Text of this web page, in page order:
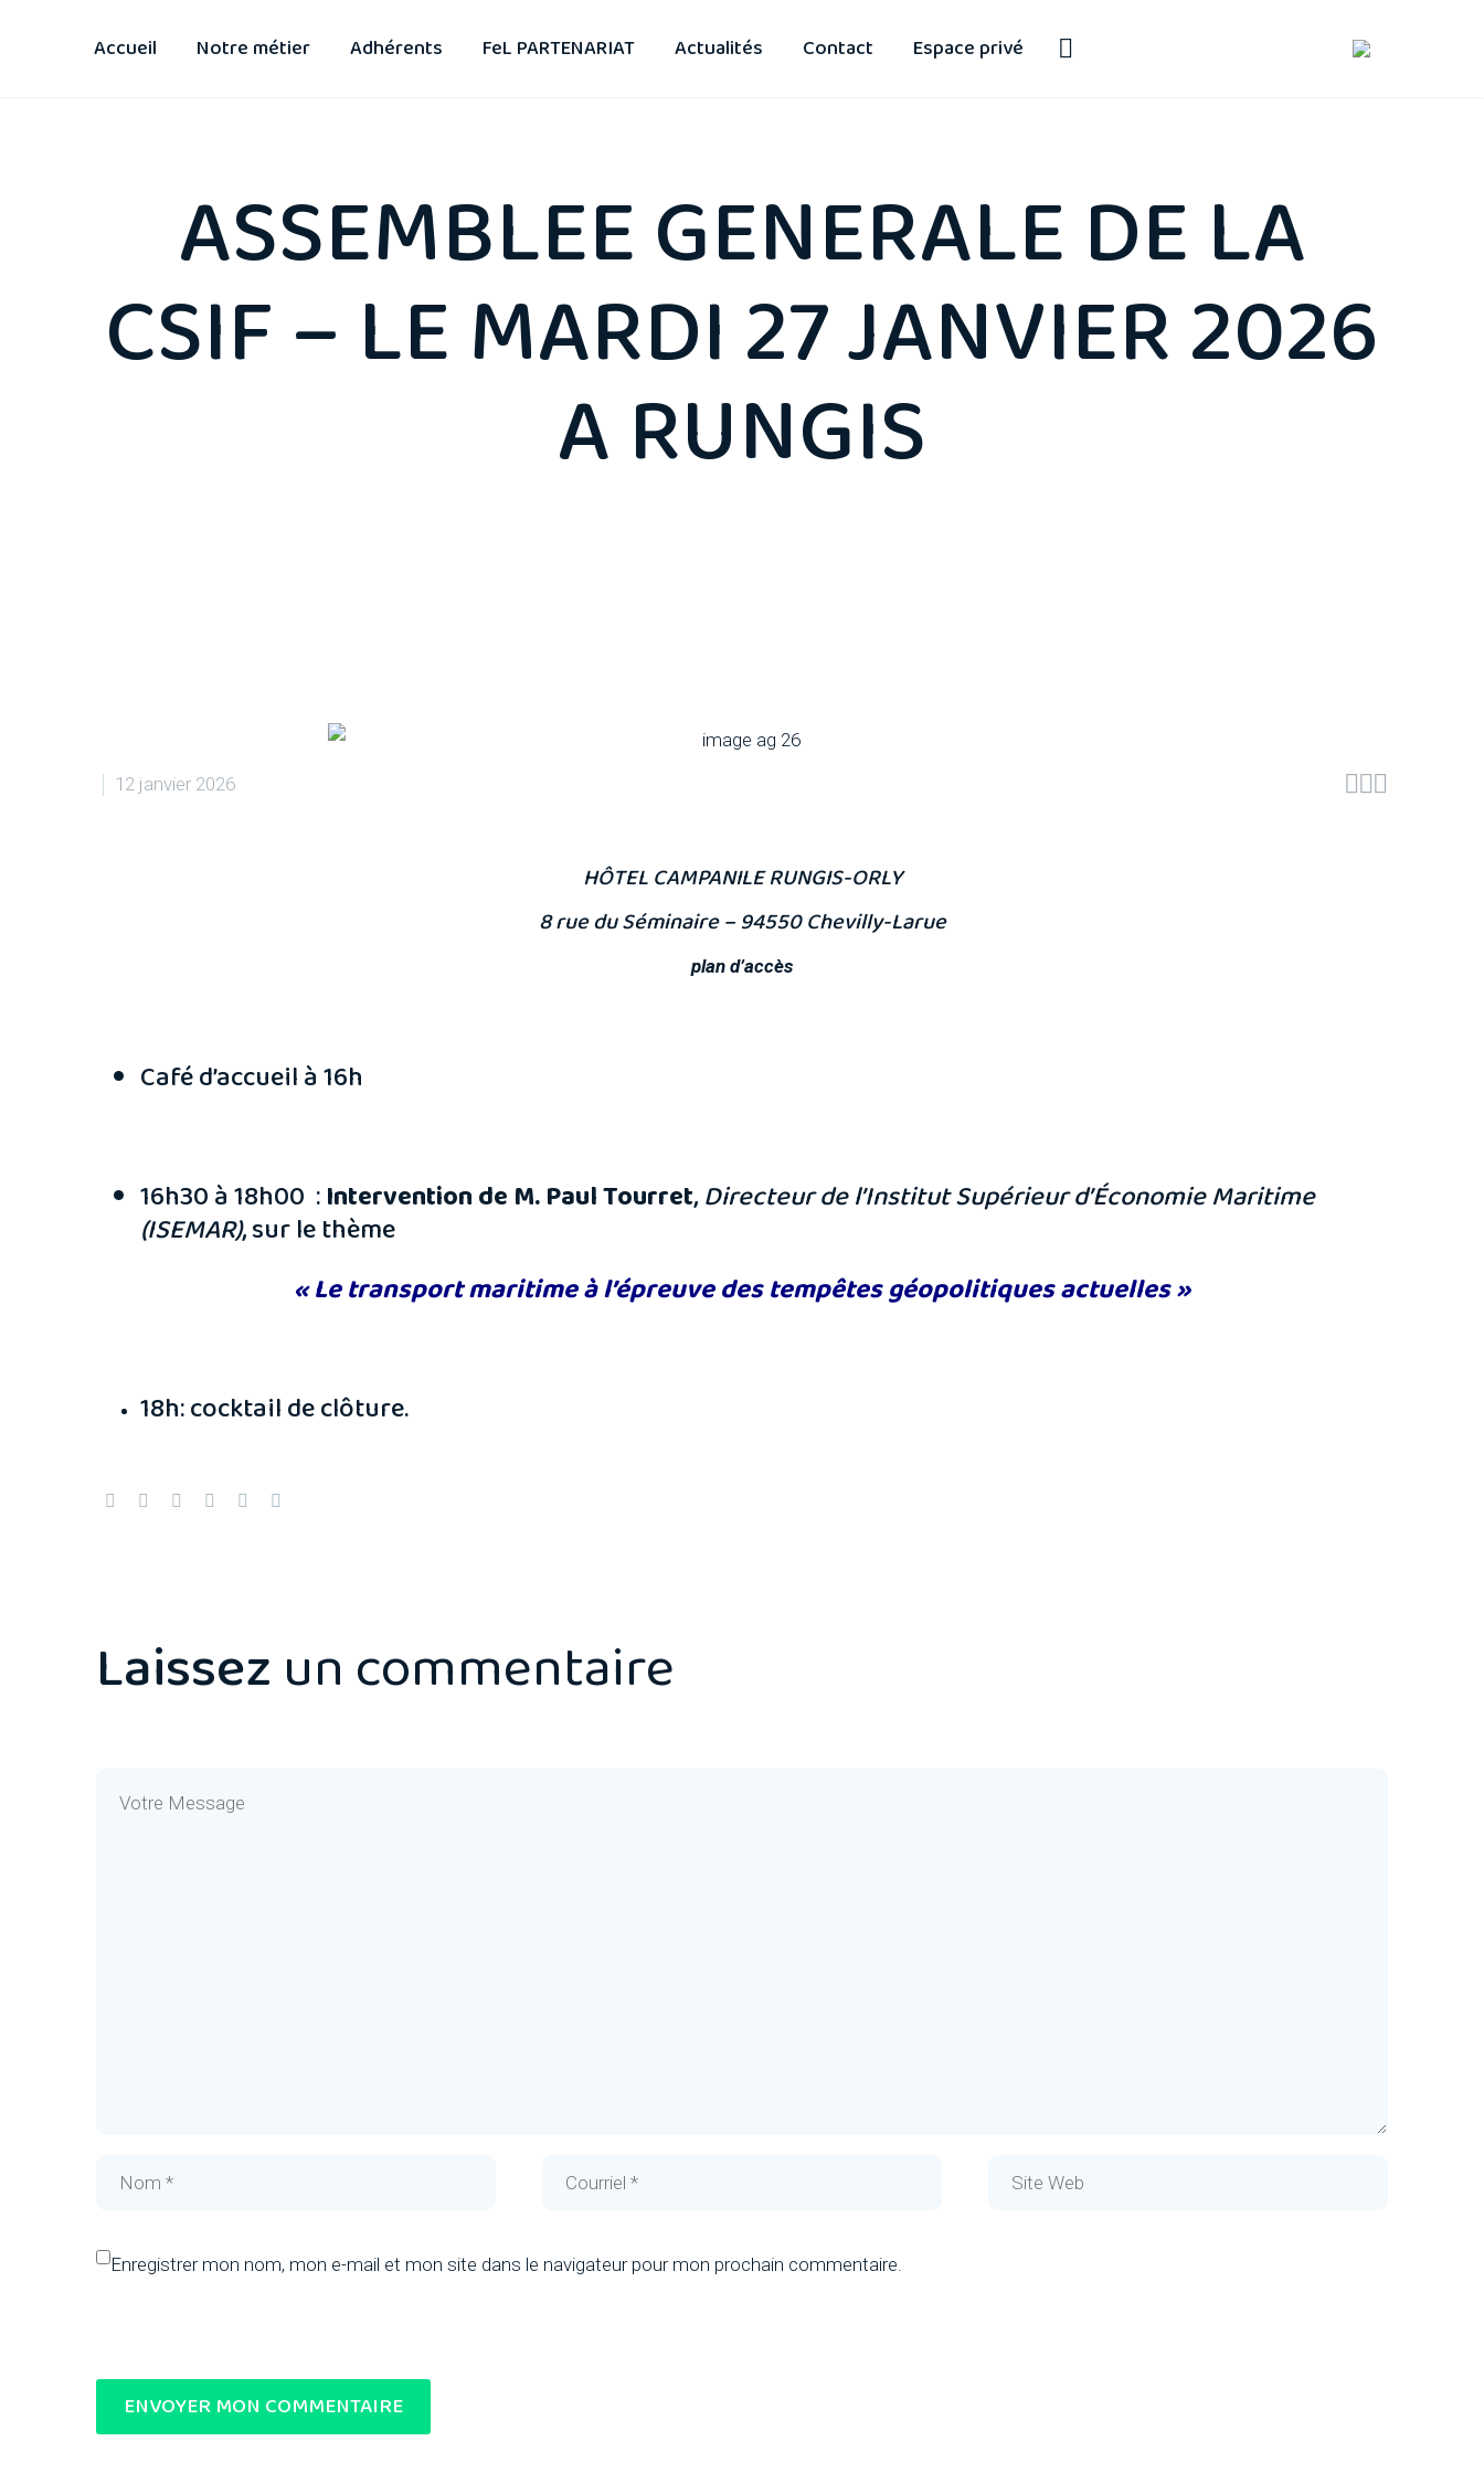
Accueil Notre métier Adhérents FeL PARTENARIAT Actualités Contact Espace privé
ASSEMBLEE GENERALE DE LA
CSIF – LE MARDI 27 JANVIER 2026
A RUNGIS

12 janvier 2026
HÔTEL CAMPANILE RUNGIS-ORLY
8 rue du Séminaire – 94550 Chevilly-Larue
plan d’accès
Café d’accueil à 16h
16h30 à 18h00 :Intervention de M. Paul Tourret,Directeur de l’Institut Supérieur d’Économie Maritime
(ISEMAR), sur le thème
« Le transport maritime à l’épreuvedes tempêtes géopolitiques actuelles »
18h: cocktail de clôture.
Laissez un commentaire
Enregistrer mon nom, mon e-mail et mon site dans le navigateur pour mon prochain commentaire.
ENVOYER MON COMMENTAIRE